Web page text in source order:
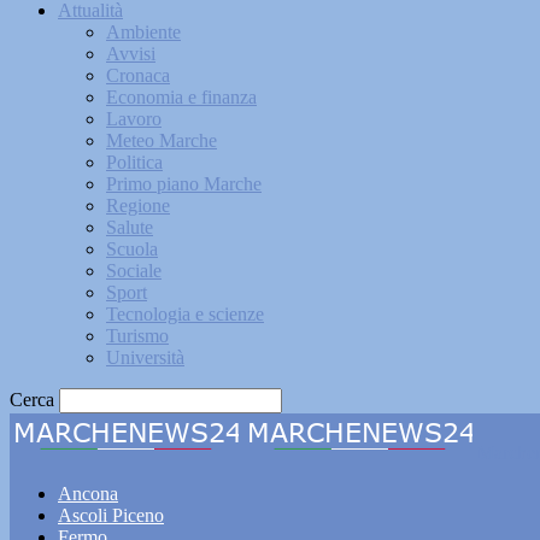
Attualità
Ambiente
Avvisi
Cronaca
Economia e finanza
Lavoro
Meteo Marche
Politica
Primo piano Marche
Regione
Salute
Scuola
Sociale
Sport
Tecnologia e scienze
Turismo
Università
Cerca
Ancona
Ascoli Piceno